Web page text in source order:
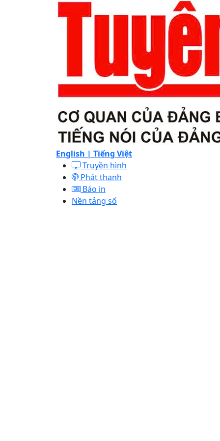
English | Tiếng Việt
Truyền hình
Phát thanh
Báo in
Nền tảng số